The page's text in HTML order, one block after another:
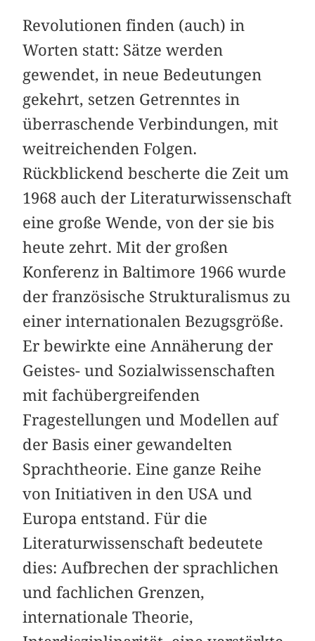
Revolutionen finden (auch) in
Worten statt: Sätze werden
gewendet, in neue Bedeutungen
gekehrt, setzen Getrenntes in
überraschende Verbindungen, mit
weitreichenden Folgen.
Rückblickend bescherte die Zeit um
1968 auch der Literaturwissenschaft
eine große Wende, von der sie bis
heute zehrt. Mit der großen
Konferenz in Baltimore 1966 wurde
der französische Strukturalismus zu
einer internationalen Bezugsgröße.
Er bewirkte eine Annäherung der
Geistes- und Sozialwissenschaften
mit fachübergreifenden
Fragestellungen und Modellen auf
der Basis einer gewandelten
Sprachtheorie. Eine ganze Reihe
von Initiativen in den USA und
Europa entstand. Für die
Literaturwissenschaft bedeutete
dies: Aufbrechen der sprachlichen
und fachlichen Grenzen,
internationale Theorie,